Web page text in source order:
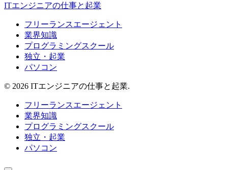
ITエンジニアの仕事と起業
フリーランスエージェント
業界知識
プログラミングスクール
独立・起業
パソコン
© 2026 ITエンジニアの仕事と起業.
フリーランスエージェント
業界知識
プログラミングスクール
独立・起業
パソコン